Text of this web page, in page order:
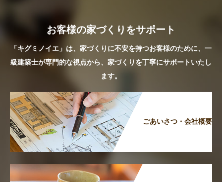
お客様の家づくりをサポート
「キグミノイエ」は、家づくりに不安を持つお客様のために、一
級建築士が専門的な視点から、家づくりを丁寧にサポートいたし
ます。
ごあいさつ・会社概要